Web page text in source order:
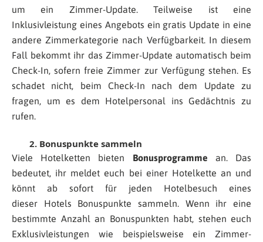
um ein Zimmer-Update. Teilweise ist eine
Inklusivleistung eines Angebots ein gratis Update in eine
andere Zimmerkategorie nach Verfügbarkeit. In diesem
Fall bekommt ihr das Zimmer-Update automatisch beim
Check-In, sofern freie Zimmer zur Verfügung stehen. Es
schadet nicht, beim Check-In nach dem Update zu
fragen, um es dem Hotelpersonal ins Gedächtnis zu
rufen.
2. Bonuspunkte sammeln
Viele Hotelketten bieten Bonusprogramme an. Das
bedeutet, ihr meldet euch bei einer Hotelkette an und
könnt ab sofort für jeden Hotelbesuch eines
dieser Hotels Bonuspunkte sammeln. Wenn ihr eine
bestimmte Anzahl an Bonuspunkten habt, stehen euch
Exklusivleistungen wie beispielsweise ein Zimmer-